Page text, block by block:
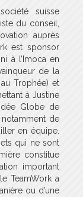
suisse
du conseil,
auprès
est sponsor
à l’Imoca en
de la
Trophée) et
à Justine
Globe de
de
en équipe.
qui ne sont
constitue
important
TeamWork a
ou d’une